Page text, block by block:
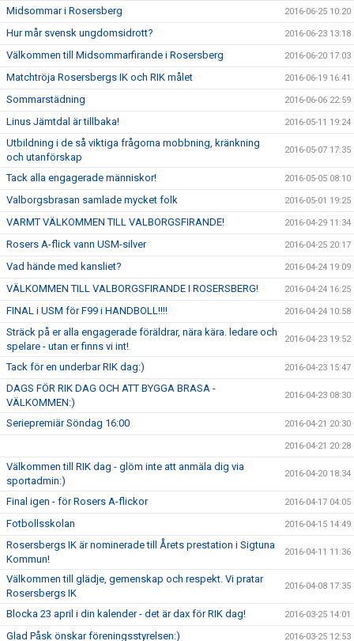
Midsommar i Rosersberg 2016-06-25 10:20
Hur mår svensk ungdomsidrott? 2016-06-23 13:18
Välkommen till Midsommarfirande i Rosersberg 2016-06-20 17:03
Matchtröja Rosersbergs IK och RIK målet 2016-06-19 16:41
Sommarstädning 2016-06-06 22:59
Linus Jämtdal är tillbaka! 2016-05-11 19:24
Utbildning i de så viktiga frågorna mobbning, kränkning
och utanförskap
2016-05-07 17:35
Tack alla engagerade människor! 2016-05-05 08:10
Valborgsbrasan samlade mycket folk 2016-05-01 19:25
VARMT VÄLKOMMEN TILL VALBORGSFIRANDE! 2016-04-29 11:34
Rosers A-flick vann USM-silver 2016-04-25 20:17
Vad hände med kansliet? 2016-04-24 19:09
VÄLKOMMEN TILL VALBORGSFIRANDE I ROSERSBERG! 2016-04-24 16:25
FINAL i USM för F99 i HANDBOLL!!!! 2016-04-24 10:58
Sträck på er alla engagerade föräldrar, nära kära. ledare och
spelare - utan er finns vi int!
2016-04-23 19:52
Tack för en underbar RIK dag:) 2016-04-23 15:47
DAGS FÖR RIK DAG OCH ATT BYGGA BRASA -
VÄLKOMMEN:)
2016-04-23 08:30
Seriepremiär Söndag 16:00 2016-04-21 20:30
2016-04-21 20:28
Välkommen till RIK dag - glöm inte att anmäla dig via
sportadmin:)
2016-04-20 18:34
Final igen - för Rosers A-flickor 2016-04-17 04:05
Fotbollsskolan 2016-04-15 14:49
Rosersbergs IK är nominerade till Årets prestation i Sigtuna
Kommun!
2016-04-11 11:36
Välkommen till glädje, gemenskap och respekt. Vi pratar
Rosersbergs IK
2016-04-08 17:35
Blocka 23 april i din kalender - det är dax för RIK dag! 2016-03-25 14:01
Glad Påsk önskar föreningsstyrelsen:) 2016-03-25 12:53